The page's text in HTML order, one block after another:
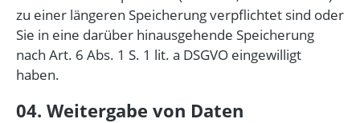
zu einer längeren Speicherung verpflichtet sind oder
Sie in eine darüber hinausgehende Speicherung
nach Art. 6 Abs. 1 S. 1 lit. a DSGVO eingewilligt
haben.
04. Weitergabe von Daten